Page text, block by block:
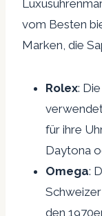
vom Besten
Marken, die
Rolex:
für ihre
Daytona
Omega:
den